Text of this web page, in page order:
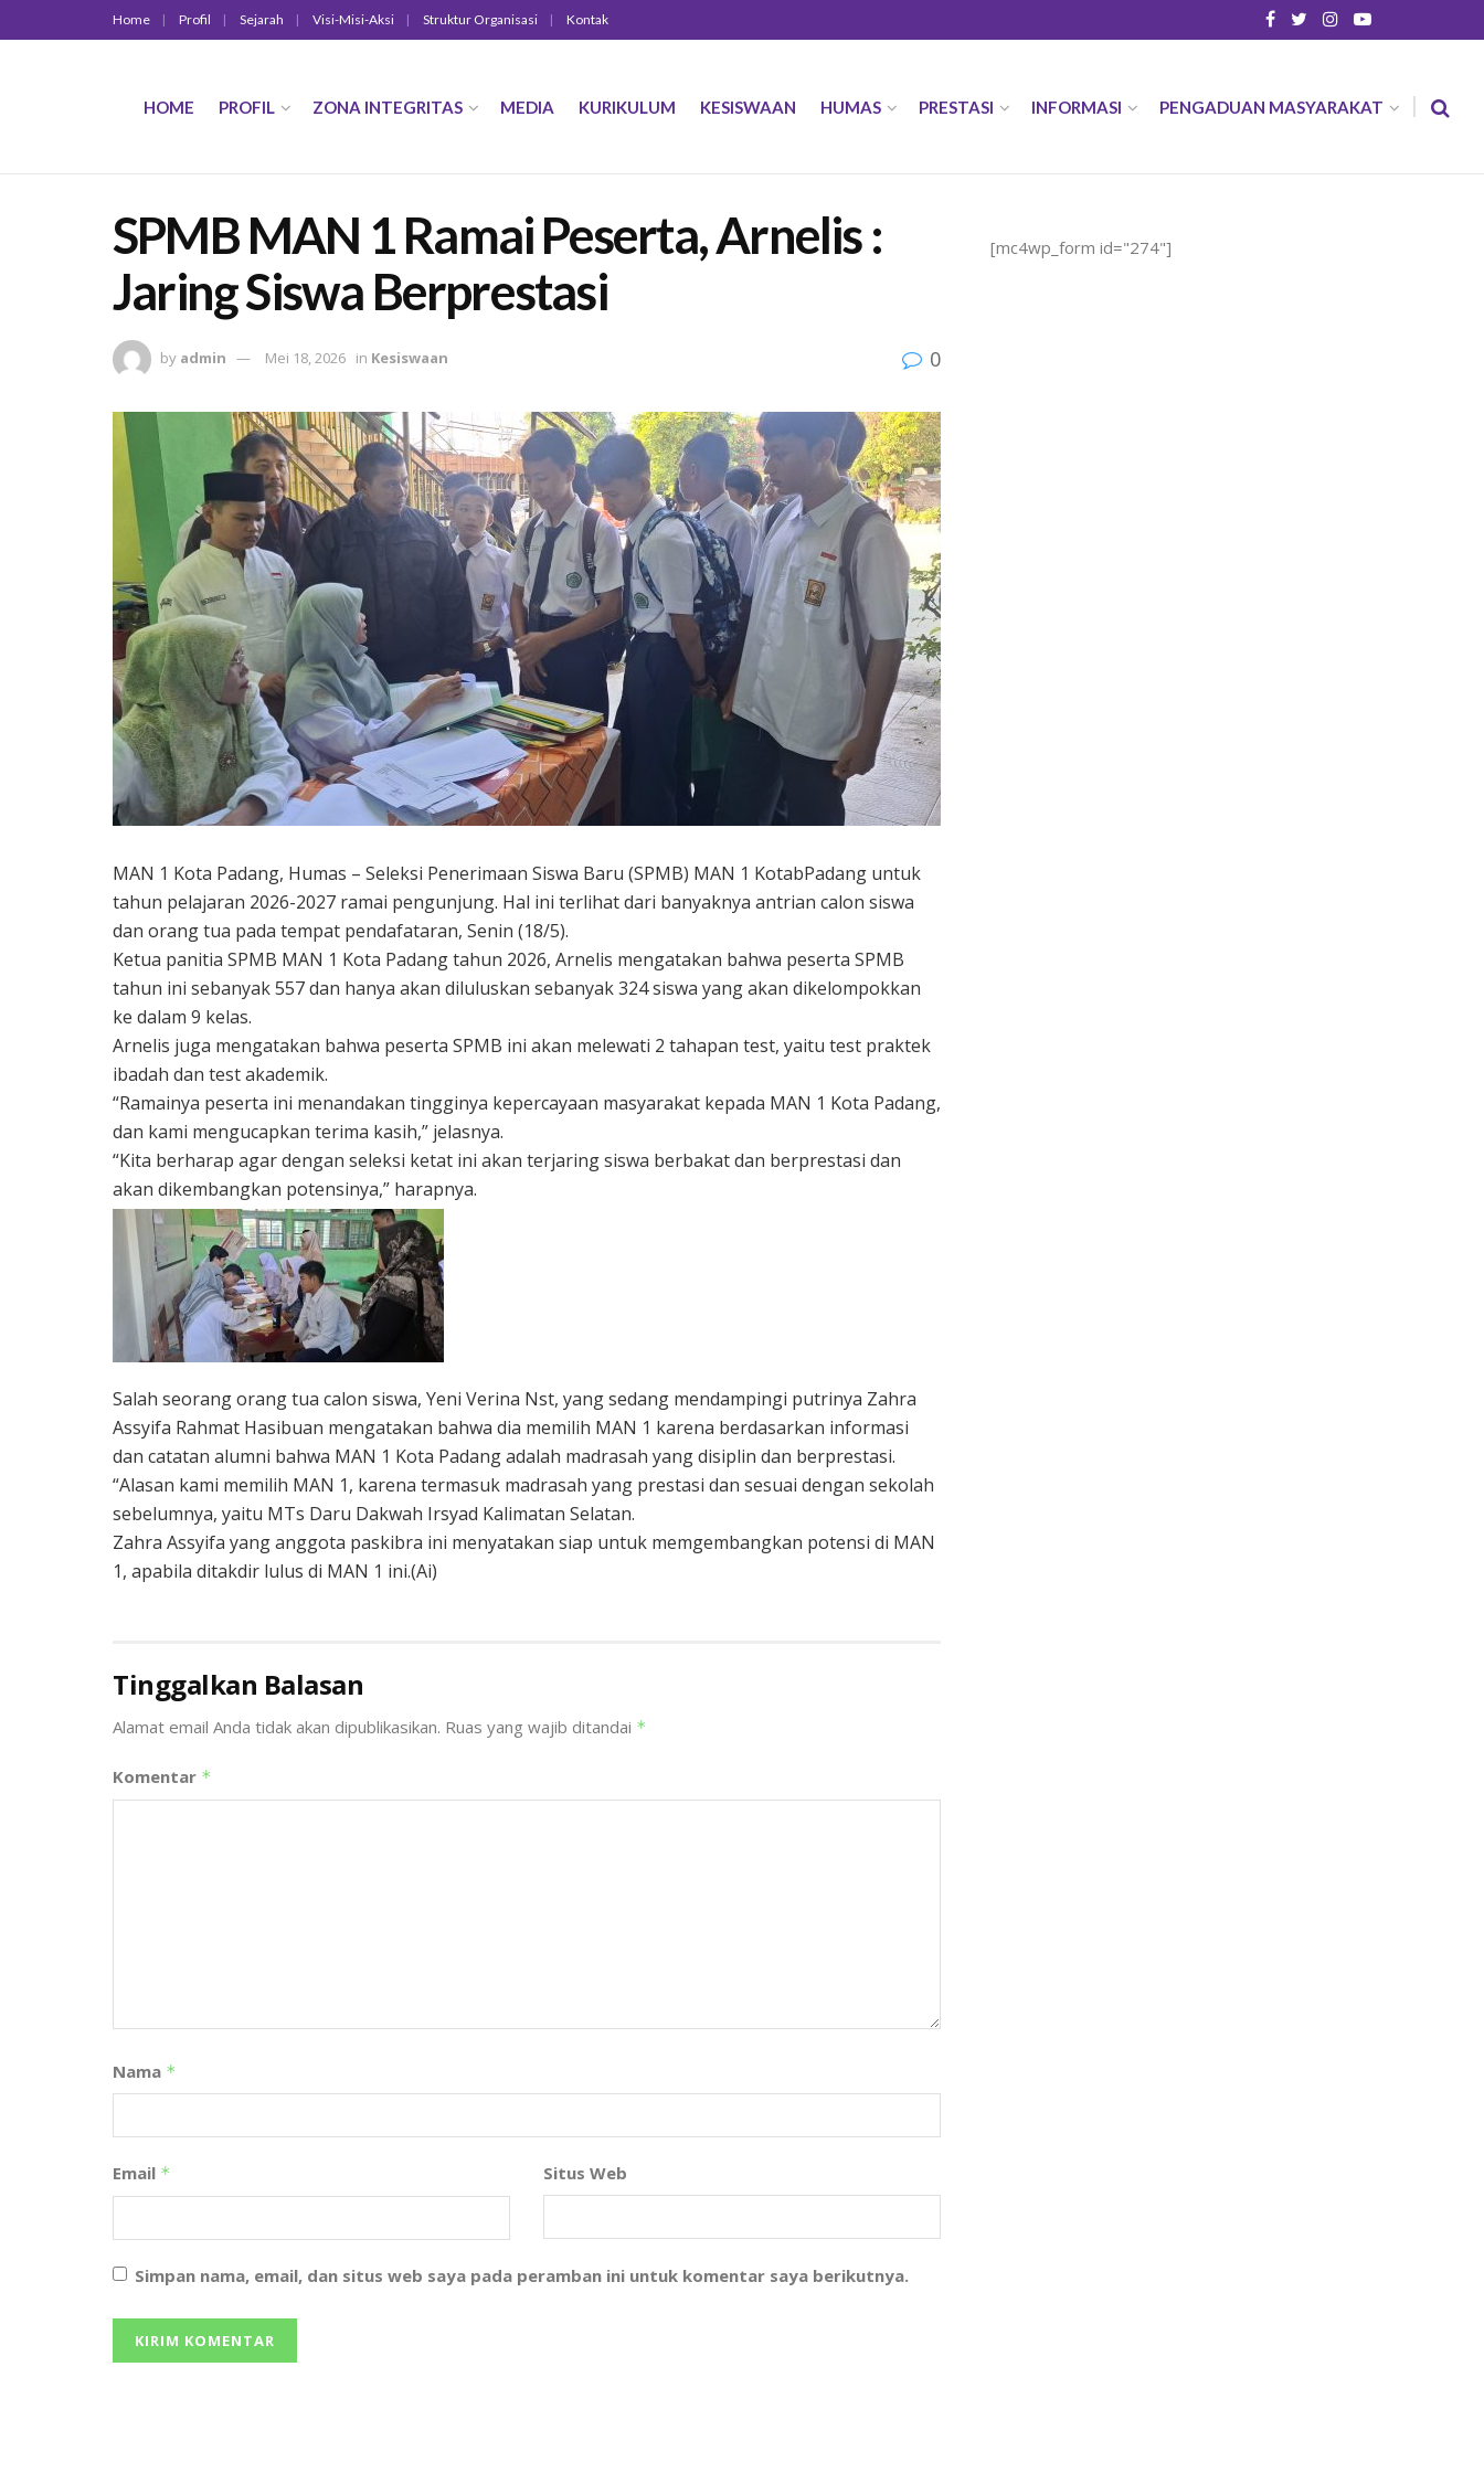
Home Profil Sejarah Visi-Misi-Aksi Struktur Organisasi Kontak
HOME PROFIL ZONA INTEGRITAS MEDIA KURIKULUM KESISWAAN HUMAS PRESTASI INFORMASI PENGADUAN MASYARAKAT
SPMB MAN 1 Ramai Peserta, Arnelis :
Jaring Siswa Berprestasi
by admin Mei 18, 2026 in Kesiswaan 0
MAN 1 Kota Padang, Humas – Seleksi Penerimaan Siswa Baru (SPMB) MAN 1 KotabPadang untuk
tahun pelajaran 2026-2027 ramai pengunjung. Hal ini terlihat dari banyaknya antrian calon siswa
dan orang tua pada tempat pendafataran, Senin (18/5).
Ketua panitia SPMB MAN 1 Kota Padang tahun 2026, Arnelis mengatakan bahwa peserta SPMB
tahun ini sebanyak 557 dan hanya akan diluluskan sebanyak 324 siswa yang akan dikelompokkan
ke dalam 9 kelas.
Arnelis juga mengatakan bahwa peserta SPMB ini akan melewati 2 tahapan test, yaitu test praktek
ibadah dan test akademik.
“Ramainya peserta ini menandakan tingginya kepercayaan masyarakat kepada MAN 1 Kota Padang,
dan kami mengucapkan terima kasih,” jelasnya.
“Kita berharap agar dengan seleksi ketat ini akan terjaring siswa berbakat dan berprestasi dan
akan dikembangkan potensinya,” harapnya.
Salah seorang orang tua calon siswa, Yeni Verina Nst, yang sedang mendampingi putrinya Zahra
Assyifa Rahmat Hasibuan mengatakan bahwa dia memilih MAN 1 karena berdasarkan informasi
dan catatan alumni bahwa MAN 1 Kota Padang adalah madrasah yang disiplin dan berprestasi.
“Alasan kami memilih MAN 1, karena termasuk madrasah yang prestasi dan sesuai dengan sekolah
sebelumnya, yaitu MTs Daru Dakwah Irsyad Kalimatan Selatan.
Zahra Assyifa yang anggota paskibra ini menyatakan siap untuk memgembangkan potensi di MAN
1, apabila ditakdir lulus di MAN 1 ini.(Ai)
Tinggalkan Balasan
Alamat email Anda tidak akan dipublikasikan. Ruas yang wajib ditandai *
Komentar *
Nama *
Email * Situs Web
Simpan nama, email, dan situs web saya pada peramban ini untuk komentar saya berikutnya.
[mc4wp_form id="274"]